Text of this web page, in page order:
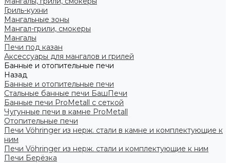
Гриль-кухни
Мангальные зоны
Мангал-грили, смокеры
Мангалы
Печи под казан
Аксессуары для мангалов и грилей
Банные и отопительные печи
Назад
Банные и отопительные печи
Стальные банные печи БашПечи
Банные печи ProMetall с сеткой
Чугунные печи в камне ProMetall
Отопительные печи
Печи Vöhringer из нерж. стали в камне и комплектующие к
ним
Печи Vöhringer из нерж. стали и комплектующие к ним
Печи Берёзка